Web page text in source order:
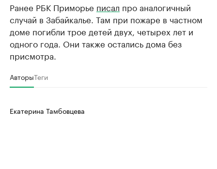
Ранее РБК Приморье писал про аналогичный
случай в Забайкалье. Там при пожаре в частном
доме погибли трое детей двух, четырех лет и
одного года. Они также остались дома без
присмотра.
АвторыТеги
Екатерина Тамбовцева